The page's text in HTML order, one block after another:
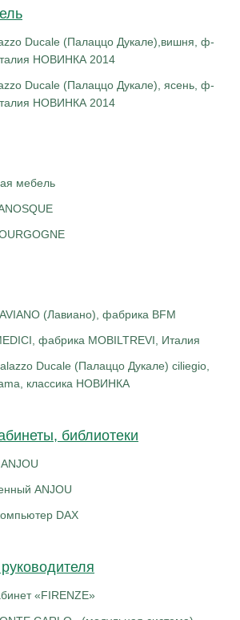
Ducale (Палаццо Дукале),вишня, ф-
НОВИНКА 2014
Ducale (Палаццо Дукале), ясень, ф-
НОВИНКА 2014
мебель
(Лавиано), фабрика BFM
фабрика MOBILTREVI, Италия
Ducale (Палаццо Дукале) ciliegio,
классика НОВИНКА
библиотеки
ANJOU
DAX
«FIRENZE»